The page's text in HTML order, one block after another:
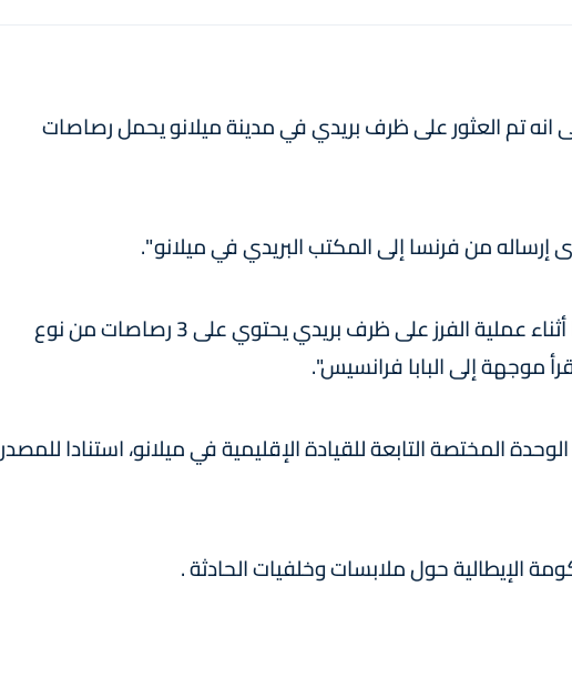
انه تم العثور على ظرف بريدي في مدينة ميلانو يحمل رصاصات
من فرنسا إلى المكتب البريدي في ميلانو ".
كما ان "موظفي البريد في ميلانو عثروا أثناء عملية الفرز على ظرف بريدي يحتوي على 3 رصاصات من نوع
المختصة التابعة للقيادة الإقليمية في ميلانو، استنادا للمصدر
الإيطالية حول ملابسات وخلفيات الحادثة .